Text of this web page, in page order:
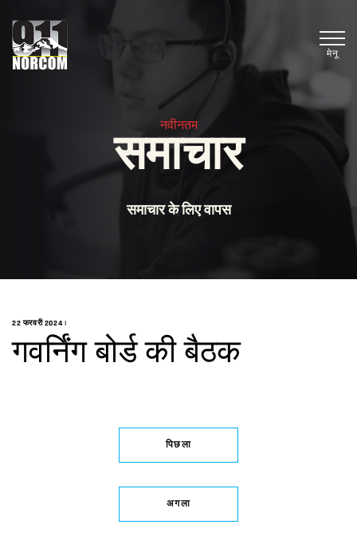
मेनू
नवीनतम
समाचार
समाचार के लिए वापस
22 फरवरी 2024 |
गवर्निंग बोर्ड की बैठक
पिछला
अगला